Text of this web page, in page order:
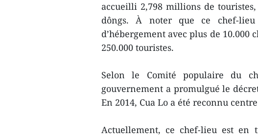
accueilli 2,798 millions de
dôngs. À noter que ce chef-lieu
d’hébergement avec plus de
250.000 touristes.
Selon le Comité populaire du
gouvernement a promulgué le
En 2014, Cua Lo a été reconnu
Actuellement, ce chef-lieu est en